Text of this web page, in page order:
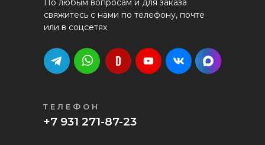
+7 931 271-87-23
По любым вопросам и для заказа
свяжитесь с нами по телефону, почте
или в соцсетях
ТЕЛЕФОН